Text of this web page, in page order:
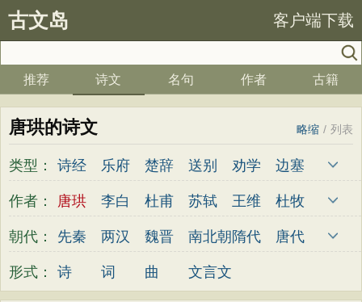
古文岛 客户端下载
推荐 诗文 名句 作者 古籍
唐珙的诗文 列表
/
略缩
类型： 诗经 乐府 楚辞 送别 劝学
边塞
儿童
春天 夏天 秋天 冬天
悲愤
散文
闺怨 抒情 赞美
作者： 唐珙 李白 杜甫 苏轼 王维
杜牧
陆游
李煜 元稹 韩愈 岑参
齐己
孟郊
皎然 许浑 罗隐 贯休
韦庄
朝代： 先秦 两汉 魏晋 南北朝 隋代
唐代
五代
宋代 金朝 元代
形式： 诗 词 曲 文言文